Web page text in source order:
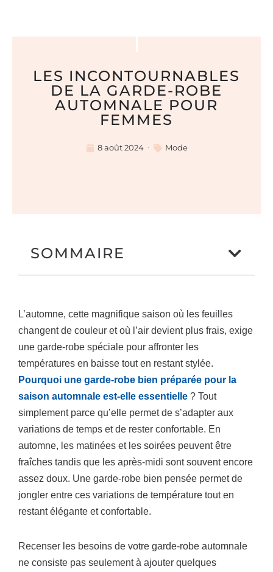
LES INCONTOURNABLES
DE LA GARDE-ROBE
AUTOMNALE POUR
FEMMES
8 août 2024 Mode
SOMMAIRE
L’automne, cette magnifique saison où les feuilles
changent de couleur et où l’air devient plus frais, exige
une garde-robe spéciale pour affronter les
températures en baisse tout en restant stylée.
Pourquoi une garde-robe bien préparée pour la
saison automnale est-elle essentielle ? Tout
simplement parce qu’elle permet de s’adapter aux
variations de temps et de rester confortable. En
automne, les matinées et les soirées peuvent être
fraîches tandis que les après-midi sont souvent encore
assez doux. Une garde-robe bien pensée permet de
jongler entre ces variations de température tout en
restant élégante et confortable.
Recenser les besoins de votre garde-robe automnale
ne consiste pas seulement à ajouter quelques